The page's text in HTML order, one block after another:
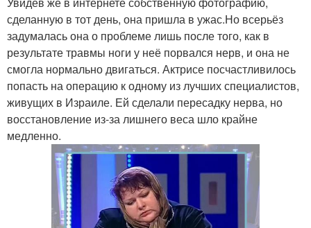
сделанную в тот день, она пришла в ужас.Но всерьёз
задумалась она о проблеме лишь после того, как в
результате травмы ноги у неё порвался нерв, и она не
смогла нормально двигаться. Актрисе посчастливилось
попасть на операцию к одному из лучших специалистов,
живущих в Израиле. Ей сделали пересадку нерва, но
восстановление из-за лишнего веса шло крайне
медленно.